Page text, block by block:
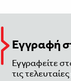
Εγγραφή
Εγγραφείτε
τις